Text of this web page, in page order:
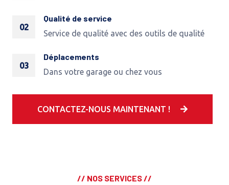
02
Qualité de service
Service de qualité avec des outils de qualité
03
Déplacements
Dans votre garage ou chez vous
CONTACTEZ-NOUS MAINTENANT !
// NOS SERVICES //